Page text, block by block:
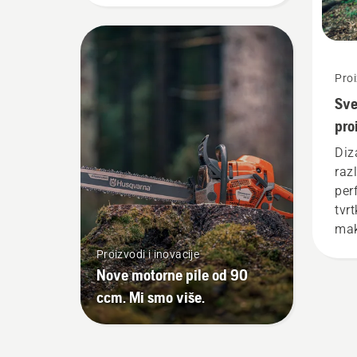
Proizvodi i inovacije
Nove motorne pile od 90
ccm. Mi smo više.
X-